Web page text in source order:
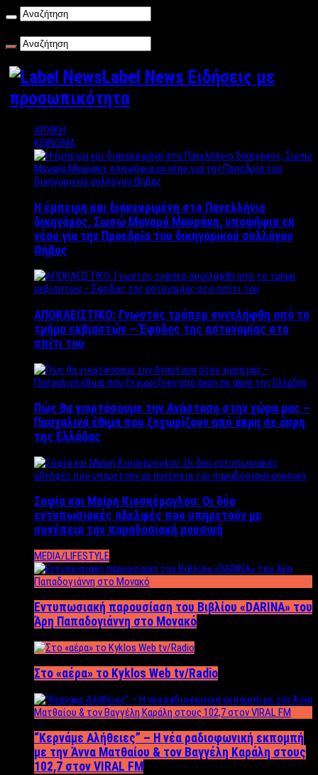
Label News Ειδήσεις με
προσωπικότητα
ΑΡΧΙΚΗ
ΚΟΙΝΩΝΙΑ
Η έμπειρη και διακεκριμένη στο Πανελλήνιο
δικηγόρος, Σωσώ Μαναρά Μαυράκη, υποψήφια εκ
νέου για την Προεδρία του δικηγορικού συλλόγου
Θήβας
ΑΠΟΚΛΕΙΣΤΙΚΟ: Γνωστός τράπερ συνελήφθη από το
τμήμα εκβιαστών – Έφοδος της αστυνομίας στο
σπίτι του
Πώς θα γιορτάσουμε την Ανάσταση στην χώρα μας –
Πασχαλινά έθιμα που ξεχωρίζουν από άκρη σε άκρη
της Ελλάδας
Σοφία και Μαίρη Κιοσκέρογλου: Οι δύο
εντυπωσιακές αδελφές που υπηρετούν με
συνέπεια την παραδοσιακή μουσική
MEDIA/LIFESTYLE
Εντυπωσιακή παρουσίαση του Βιβλίου «DARINA» του
Άρη Παπαδογιάννη στο Μονακό
Στο «αέρα» το Kyklos Web tv/Radio
“Kερνάμε Αλήθειες” – Η νέα ραδιοφωνική εκπομπή
με την Άννα Ματθαίου & τον Βαγγέλη Καράλη στους
102,7 στον VIRAL FM